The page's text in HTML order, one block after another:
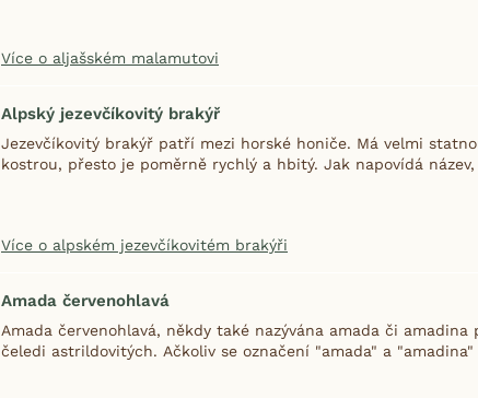
Více o aljašském malamutovi
Alpský jezevčíkovitý brakýř
Jezevčíkovitý brakýř patří mezi horské honiče. Má velmi
kostrou, přesto je poměrně rychlý a hbitý. Jak napovídá název,
Více o alpském jezevčíkovitém brakýři
Amada červenohlavá
Amada červenohlavá, někdy také nazývána amada či
čeledi astrildovitých. Ačkoliv se označení "amada" a "amadina"